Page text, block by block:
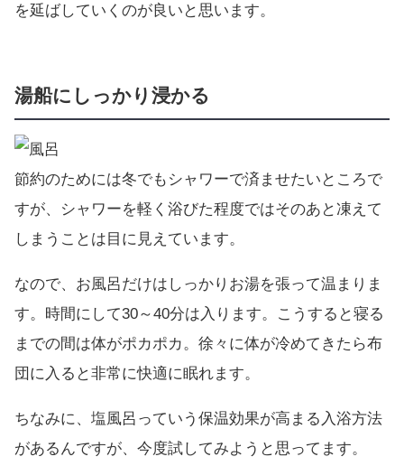
を延ばしていくのが良いと思います。
湯船にしっかり浸かる
節約のためには冬でもシャワーで済ませたいところで
すが、シャワーを軽く浴びた程度ではそのあと凍えて
しまうことは目に見えています。
なので、お風呂だけはしっかりお湯を張って温まりま
す。時間にして30～40分は入ります。こうすると寝る
までの間は体がポカポカ。徐々に体が冷めてきたら布
団に入ると非常に快適に眠れます。
ちなみに、塩風呂っていう保温効果が高まる入浴方法
があるんですが、今度試してみようと思ってます。